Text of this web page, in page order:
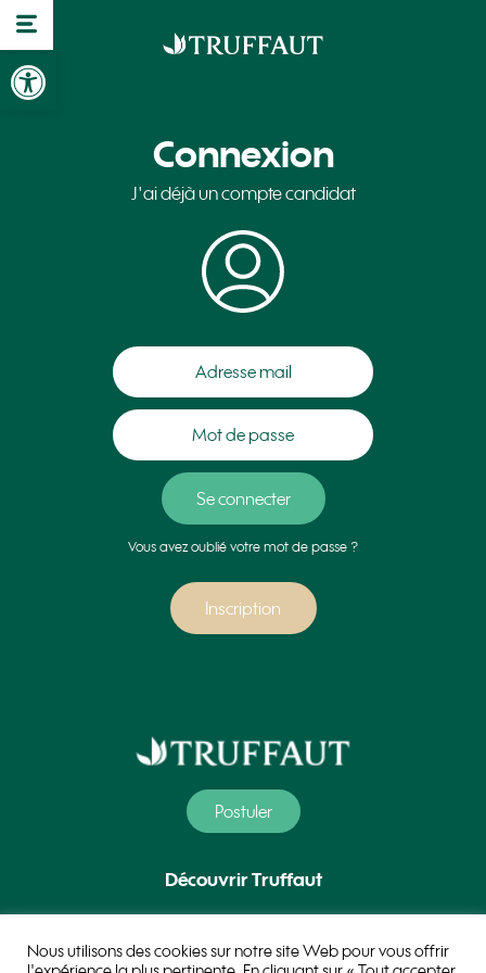
Ouvrir la barre d’outils
Connexion
J'ai déjà un compte candidat
Vous avez oublié votre mot de passe ?
Inscription
Postuler
Découvrir Truffaut
Nous utilisons des cookies sur notre site Web pour vous offrir